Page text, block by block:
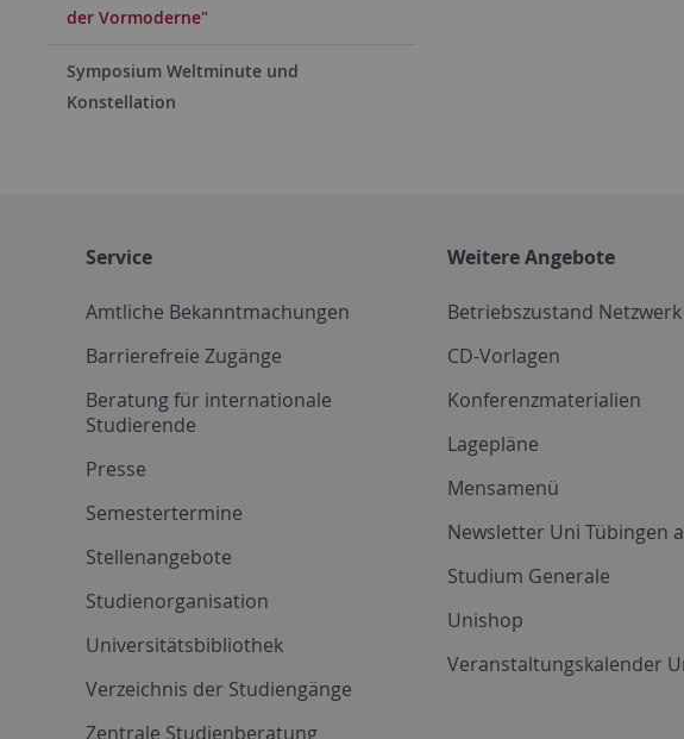
der Vormoderne"
Symposium Weltminute und
Konstellation
Service
Amtliche Bekanntmachungen
Barrierefreie Zugänge
Beratung für internationale
Studierende
Presse
Semestertermine
Stellenangebote
Studienorganisation
Universitätsbibliothek
Verzeichnis der Studiengänge
Zentrale Studienberatung
Weitere Angebote
Betriebszustand Netzwerk
CD-Vorlagen
Konferenzmaterialien
Lagepläne
Mensamenü
Newsletter Uni Tübingen
Studium Generale
Unishop
Veranstaltungskalender